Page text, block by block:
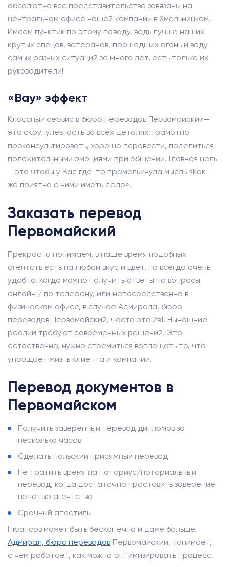
абсолютно все представительства завязаны на
центральном офисе нашей компании в Хмельницком.
Имеем пунктик по этому поводу, ведь лучше наших
крутых спецов, ветеранов, прошедших огонь и воду
самых разных ситуаций за много лет, есть только их
руководители!
«Вау» эффект
Классный сервис в бюро переводов Первомайский—
это скрупулёзность во всех деталях: грамотно
проконсультировать, хорошо перевести, поделиться
положительными эмоциями при общении. Главная цель
– это чтобы у Вас где-то промелькнула мысль «Как
же приятно с ними иметь дело».
Заказать перевод
Первомайский
Прекрасно понимаем, в наше время подобных
агентств есть на любой вкус и цвет, но всегда очень
удобно, когда можно получить ответы на вопросы
онлайн / по телефону, или непосредственно в
физическом офисе, в случае Адмирала, бюро
переводов Первомайский, часто это 2в1. Нынешние
реалии требуют современных решений. Это
естественно, нужно стремиться воплощать то, что
упрощает жизнь клиента и компании.
Перевод документов в
Первомайском
Получить заверенный перевод дипломов за
несколько часов
Сделать польский присяжный перевод
Не тратить время на нотариус/нотариальный
перевод, когда достаточно проставить заверение
печатью агентства
Срочный апостиль
Нюансов может быть бесконечно и даже больше.
Адмирал, бюро переводов Первомайский, понимает,
с чем работает, как можно оптимизировать процесс,